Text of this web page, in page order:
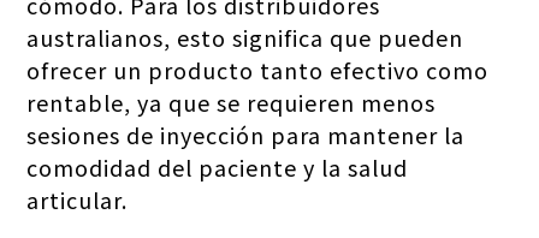
australianos, esto significa que pueden
ofrecer un producto tanto efectivo como
rentable, ya que se requieren menos
sesiones de inyección para mantener la
comodidad del paciente y la salud
articular.